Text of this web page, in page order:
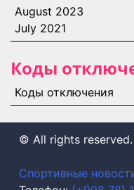
August 2023
July 2021
Коды
Коды отключения
©️ All rights
Спортивные